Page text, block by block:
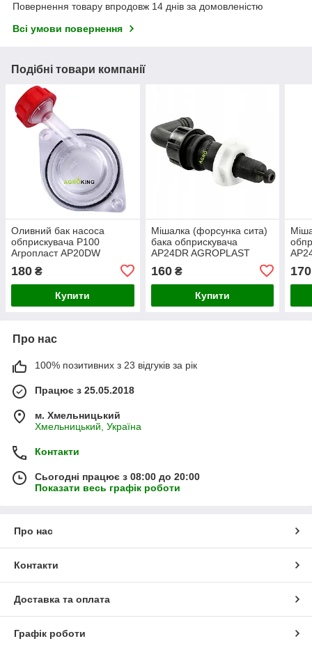
Повернення товару впродовж 14 днів за домовленістю
Всі умови повернення
Подібні товари компанії
Оливний бак насоса
обприскувача P100
Агропласт AP20DW
180 ₴
Купити
Мішалка (форсунка сита)
бака обприскувача
AP24DR AGROPLAST
160₴
Купити
170
Про нас
100% позитивних з 23 відгуків за рік
Працює з 25.05.2018
м. Хмельницький
Хмельницький, Україна
Контакти
Сьогодні працює з 08:00 до 20:00
Показати весь графік роботи
Про нас
Контакти
Доставка та оплата
Графік роботи